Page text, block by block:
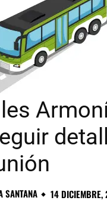
SANTANA 14